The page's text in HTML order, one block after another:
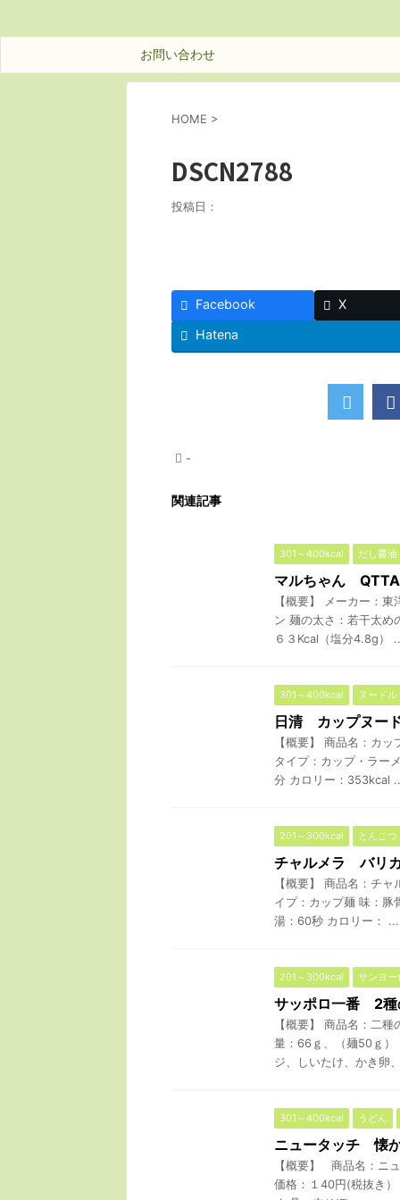
お問い合わせ
HOME >
DSCN2788
投稿日：
Facebook X
Hatena
-
関連記事
301～400kcal だし醤油
マルちゃん
【概要】 メーカー：
ン 麺の太さ：若干太め
６３Kcal（塩分4.8g）
301～400kcal ヌードル
日清 カップヌー
【概要】 商品名：カ
タイプ：カップ・ラー
分 カロリー：353kcal
201～300kcal とんこつ
チャルメラ バリ
【概要】 商品名：チ
イプ：カップ麺 味：豚
湯：60秒 カロリー： ...
201～300kcal サンヨー
サッポロ一番 2種
【概要】 商品名：二
量：66ｇ、（麺50ｇ）
ジ、しいたけ、かき卵
301～400kcal うどん
ニュータッチ 懐
【概要】 商品名：ニ
価格：１40円(税抜き